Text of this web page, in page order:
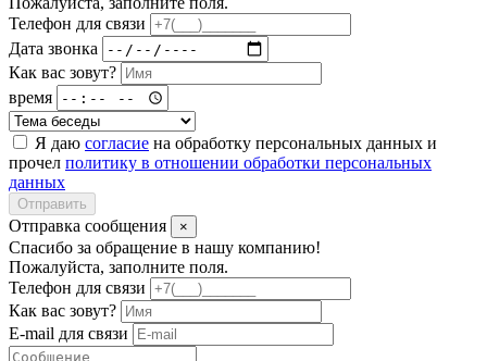
Телефон для связи
Дата звонка
Как вас зовут?
время
Я даю согласие на обработку персональных данных и
прочел политику в отношении обработки персональных
данных
Отправить
Отправка сообщения ×
Спасибо за обращение в нашу компанию!
Пожалуйста, заполните поля.
Телефон для связи
Как вас зовут?
E-mail для связи